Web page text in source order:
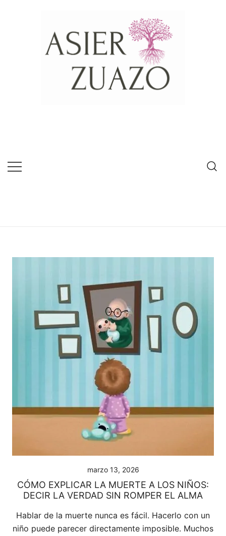
marzo 13, 2026
CÓMO EXPLICAR LA MUERTE A LOS NIÑOS:
DECIR LA VERDAD SIN ROMPER EL ALMA
Hablar de la muerte nunca es fácil. Hacerlo con un
niño puede parecer directamente imposible. Muchos